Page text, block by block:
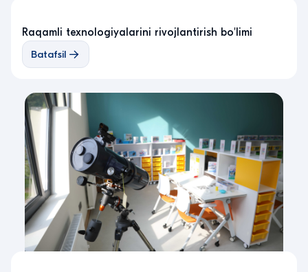
Raqamli texnologiyalarini rivojlantirish bo'limi
Batafsil